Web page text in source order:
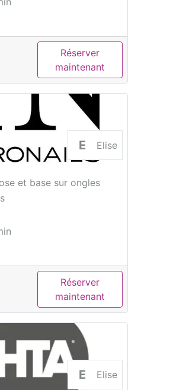
Réserver
maintenant
E Elise
et base sur ongles
Réserver
maintenant
E Elise